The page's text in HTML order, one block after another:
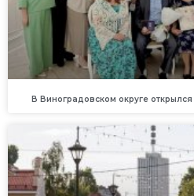
В Виноградовском округе